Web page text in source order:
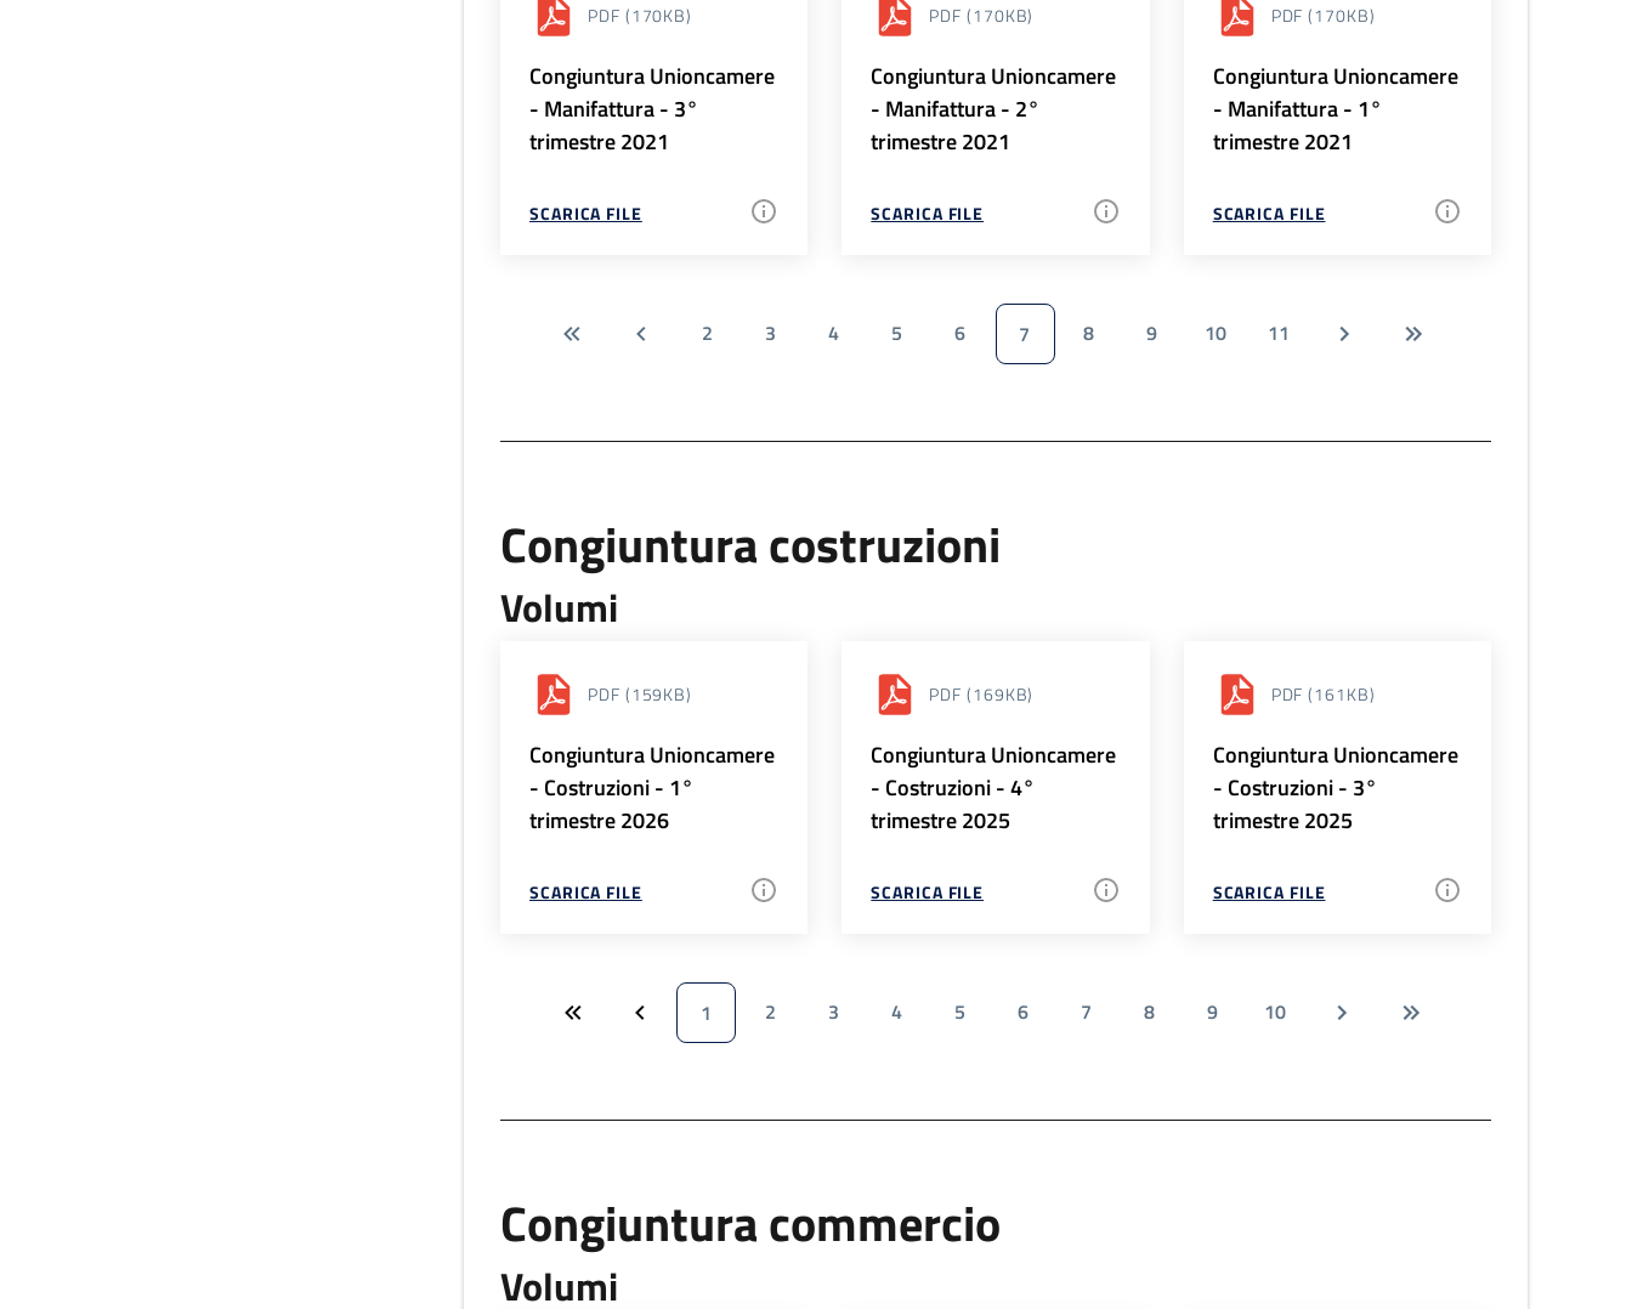
PDF (170KB)
Congiuntura Unioncamere
- Manifattura - 3°
trimestre 2021
SCARICA FILE
PDF (170KB)
Congiuntura Unioncamere
- Manifattura - 2°
trimestre 2021
SCARICA FILE
PDF (170KB)
Congiuntura Unioncamere
- Manifattura - 1°
trimestre 2021
SCARICA FILE
2 3 4 5 6 7 8 9 10 11
Congiuntura costruzioni
Volumi
PDF (159KB)
Congiuntura Unioncamere
- Costruzioni - 1°
trimestre 2026
SCARICA FILE
PDF (169KB)
Congiuntura Unioncamere
- Costruzioni - 4°
trimestre 2025
SCARICA FILE
PDF (161KB)
Congiuntura Unioncamere
- Costruzioni - 3°
trimestre 2025
SCARICA FILE
1 2 3 4 5 6 7 8 9 10
Congiuntura commercio
Volumi